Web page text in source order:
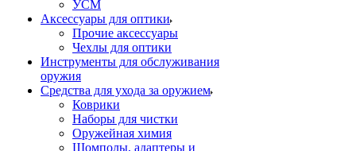
УСМ
Аксессуары для оптики
Прочие аксессуары
Чехлы для оптики
Инструменты для обслуживания
оружия
Средства для ухода за оружием
Коврики
Наборы для чистки
Оружейная химия
Шомполы, адаптеры и